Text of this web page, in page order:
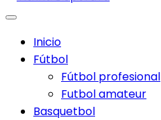
Inicio
Fútbol
Fútbol profesional
Futbol amateur
Basquetbol